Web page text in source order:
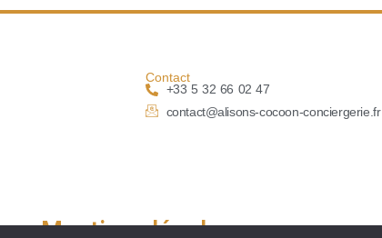
Contact
+33 5 32 66 02 47
contact@alisons-cocoon-conciergerie.fr
Mentions légales